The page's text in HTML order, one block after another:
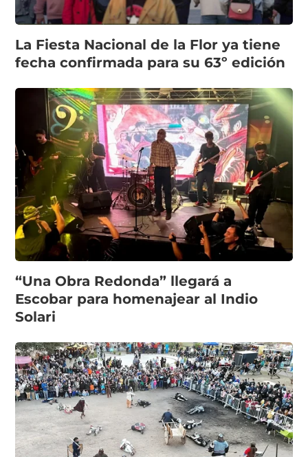
La Fiesta Nacional de la Flor ya tiene
fecha confirmada para su 63º edición
“Una Obra Redonda” llegará a
Escobar para homenajear al Indio
Solari